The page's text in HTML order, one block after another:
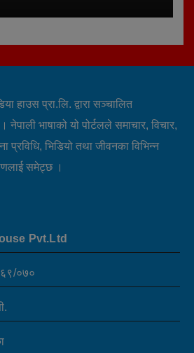
हाउस प्रा.लि. द्वारा सञ्चालित
नेपाली भाषाको यो पोर्टलले समाचार, विचार,
भिडियो तथा जीवनका विभिन्न
समेट्छ ।
Pvt.Ltd
०७०